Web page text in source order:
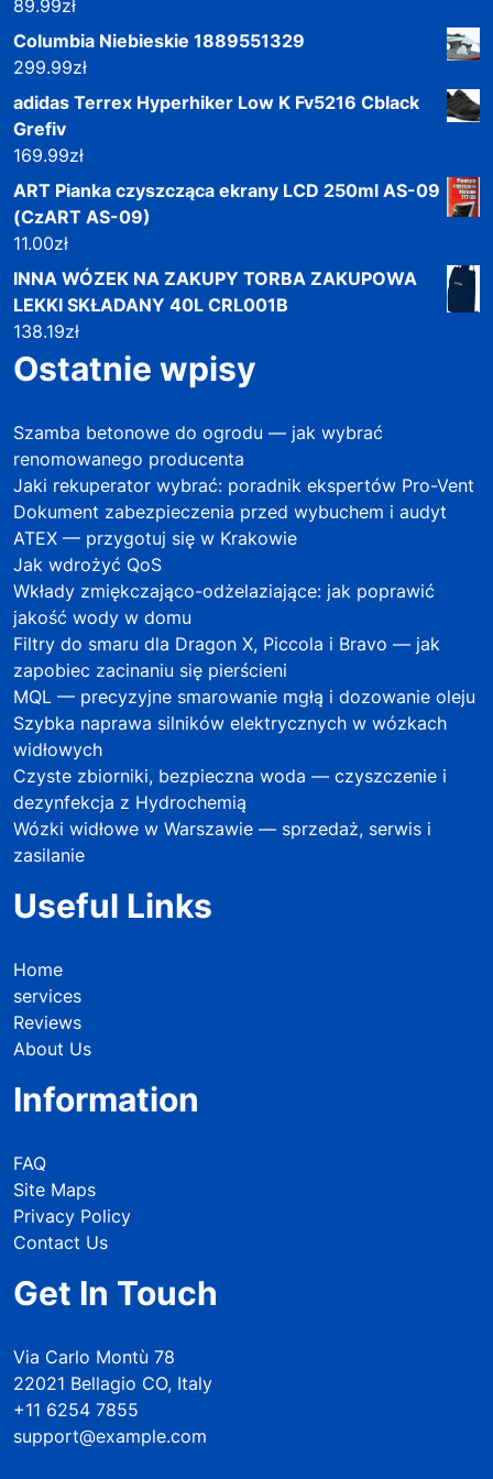
89.99zł
Columbia Niebieskie 1889551329
299.99zł
adidas Terrex Hyperhiker Low K Fv5216 Cblack
Grefiv
169.99zł
ART Pianka czyszcząca ekrany LCD 250ml AS-09
(CzART AS-09)
11.00zł
INNA WÓZEK NA ZAKUPY TORBA ZAKUPOWA
LEKKI SKŁADANY 40L CRL001B
138.19zł
Ostatnie wpisy
Szamba betonowe do ogrodu — jak wybrać
renomowanego producenta
Jaki rekuperator wybrać: poradnik ekspertów Pro-Vent
Dokument zabezpieczenia przed wybuchem i audyt
ATEX — przygotuj się w Krakowie
Jak wdrożyć QoS
Wkłady zmiękczająco-odżelaziające: jak poprawić
jakość wody w domu
Filtry do smaru dla Dragon X, Piccola i Bravo — jak
zapobiec zacinaniu się pierścieni
MQL — precyzyjne smarowanie mgłą i dozowanie oleju
Szybka naprawa silników elektrycznych w wózkach
widłowych
Czyste zbiorniki, bezpieczna woda — czyszczenie i
dezynfekcja z Hydrochemią
Wózki widłowe w Warszawie — sprzedaż, serwis i
zasilanie
Useful Links
Home
services
Reviews
About Us
Information
FAQ
Site Maps
Privacy Policy
Contact Us
Get In Touch
Via Carlo Montù 78
22021 Bellagio CO, Italy
+11 6254 7855
support@example.com